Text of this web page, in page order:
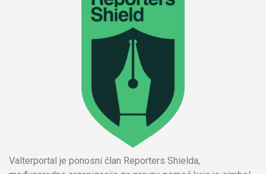
Valterportal je ponosni član Reporters Shielda,